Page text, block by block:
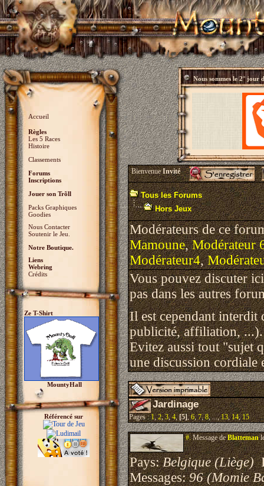
Accueil
Règles
Les 5 Races
Histoire
Classements
Forums
Inscriptions
Jouer son Trõll
Packs Graphiques
Goodies
Nous Contacter
Soutenir le Jeu.
Notre Boutique.
Liens
Webring
Crédits
Ze T-Shirt
MountyHall
Référencé sur
Nous sommes le2° jour
BienvenueInvité
Tous les Forums
Hors Jeux
Modérateurs de ce
Mamoune,Modérateur
Modérateur4,
Vous pouvez discuter
pas dans les autres
Il est cependant
publicité, affiliation, ...).
Evitez aussi tout "sujet
une discussion cordiale
Jardinage
Pages :1,2,3,4,[5],6,7,8, ...,13,14,15
#.Message deBlatteman
Pays:Belgique (Liège)
Messages:96 (Momie